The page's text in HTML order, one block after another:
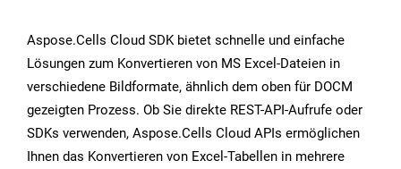
Aspose.Cells Cloud SDK bietet schnelle und einfache
Lösungen zum Konvertieren von MS Excel-Dateien in
verschiedene Bildformate, ähnlich dem oben für DOCM
gezeigten Prozess. Ob Sie direkte REST-API-Aufrufe oder
SDKs verwenden, Aspose.Cells Cloud APIs ermöglichen
Ihnen das Konvertieren von Excel-Tabellen in mehrere